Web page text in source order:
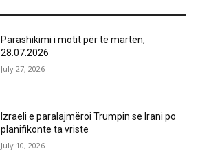
Parashikimi i motit për të martën,
28.07.2026
July 27, 2026
Izraeli e paralajmëroi Trumpin se Irani po
planifikonte ta vriste
July 10, 2026